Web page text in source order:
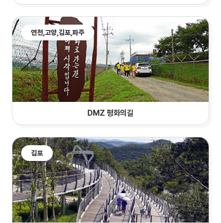
연천, 고양 ,김포,파주
DMZ 평화의길
김포